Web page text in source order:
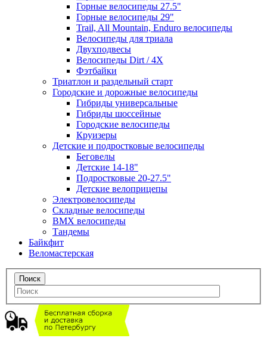
Горные велосипеды 27.5"
Горные велосипеды 29"
Trail, All Mountain, Enduro велосипеды
Велосипеды для триала
Двухподвесы
Велосипеды Dirt / 4X
Фэтбайки
Триатлон и раздельный старт
Городские и дорожные велосипеды
Гибриды универсальные
Гибриды шоссейные
Городские велосипеды
Круизеры
Детские и подростковые велосипеды
Беговелы
Детские 14-18"
Подростковые 20-27.5"
Детские велоприцепы
Электровелосипеды
Складные велосипеды
BMX велосипеды
Тандемы
Байкфит
Веломастерская